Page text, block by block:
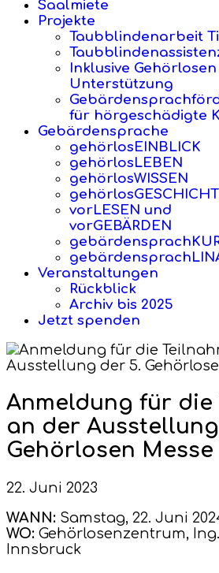
Saalmiete
Projekte
Taubblindenarbeit
Inklusive Gehörlosen
Unterstützung
für hörgeschädigte
Gebärdensprache
gehörlosEINBLICK
gehörlosLEBEN
gehörlosWISSEN
vorLESEN und
vorGEBÄRDEN
Veranstaltungen
Rückblick
Archiv bis 2025
Jetzt spenden
Anmeldung für die
an der
Gehörlosen Messe
22. Juni 2023
WANN: Samstag, 22. Juni
WO: Gehörlosenzentrum, Ing.
Innsbruck